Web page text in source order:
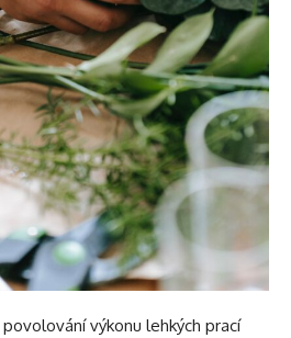
výkonu lehkých prací